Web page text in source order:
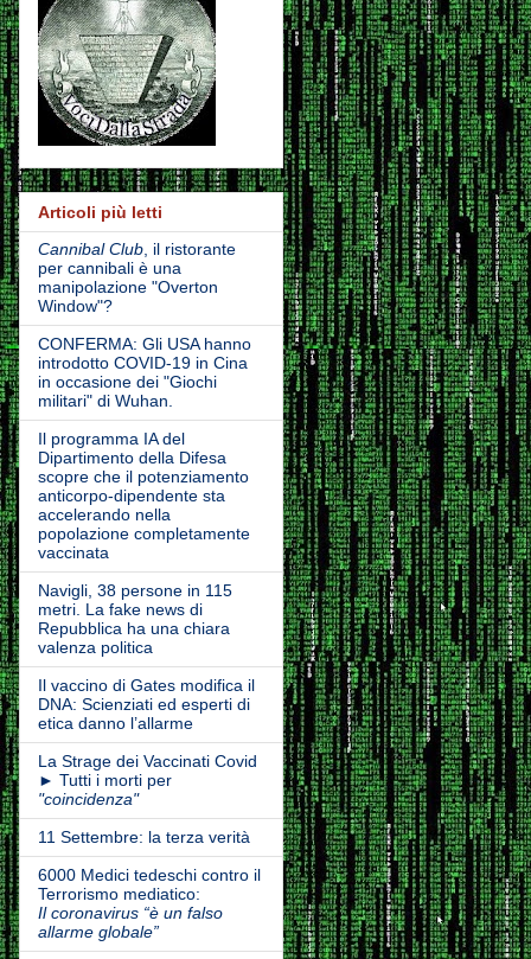
Articoli più letti
Cannibal Club, il ristorante
per cannibali è una
manipolazione "Overton
Window"?
CONFERMA: Gli USA hanno
introdotto COVID-19 in Cina
in occasione dei "Giochi
militari" di Wuhan.
Il programma IA del
Dipartimento della Difesa
scopre che il potenziamento
anticorpo-dipendente sta
accelerando nella
popolazione completamente
vaccinata
Navigli, 38 persone in 115
metri. La fake news di
Repubblica ha una chiara
valenza politica
Il vaccino di Gates modifica il
DNA: Scienziati ed esperti di
etica danno l’allarme
La Strage dei Vaccinati Covid
► Tutti i morti per
"coincidenza"
11 Settembre: la terza verità
6000 Medici tedeschi contro il
Terrorismo mediatico:
Il coronavirus “è un falso
allarme globale”